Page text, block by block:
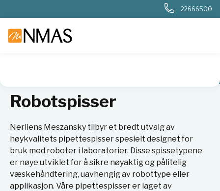
22666500
Robotspisser
Nerliens Meszansky tilbyr et bredt utvalg av
høykvalitets pipettespisser spesielt designet for
bruk med roboter i laboratorier. Disse spissetypene
er nøye utviklet for å sikre nøyaktig og pålitelig
væskehåndtering, uavhengig av robottype eller
applikasjon. Våre pipettespisser er laget av